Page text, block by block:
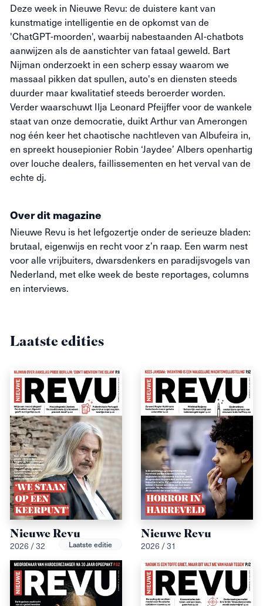
Deze week in Nieuwe Revu: de duistere kant van
kunstmatige intelligentie en de opkomst van de
'ChatGPT-moorden', waarbij nabestaanden AI-chatbots
aanwijzen als de aanstichter van fataal geweld. Bart
Nijman onderzoekt in een scherp essay waarom we
massaal pikken dat spullen, auto's en diensten steeds
duurder maar kwalitatief steeds beroerder worden.
Verder waarschuwt Ilja Leonard Pfeijffer voor de wankele
staat van onze democratie, duikt Arthur van Amerongen
nog één keer het chaotische nachtleven van Albufeira in,
en spreekt housepionier Robin ‘Jaydee’ Albers openhartig
over louche dealers, faillissementen en het verval van de
echte dj.
Over dit magazine
Nieuwe Revu is het lefgozertje onder de serieuze bladen:
brutaal, eigenwijs en recht voor z’n raap. Een warm nest
voor alle vrijbuiters, dwarsdenkers en paradijsvogels van
Nederland, met elke week de beste reportages, columns
en interviews.
Laatste edities
Nieuwe Revu
2026 / 32 Laatste editie
Nieuwe Revu
2026 / 31